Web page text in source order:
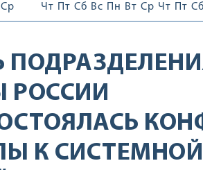
Ср
Чт Пт Сб Вс Пн Вт Ср Чт Пт Сб
РОССИИ
К